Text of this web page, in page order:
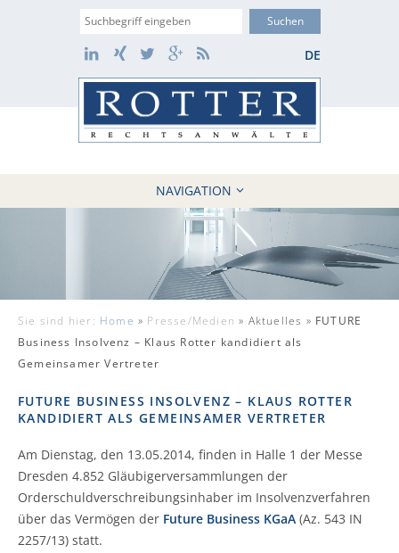
Suche
DE
LinkedIn
Xing TwitterGoogle+
RSS
NAVIGATION
HOME
KANZLEI
10 GRÜNDE
FÄLLE
REFERENZEN
Sie sind hier: Home » Presse/Medien » Aktuelles » FUTURE
Business Insolvenz – Klaus Rotter kandidiert als
Gemeinsamer Vertreter
FUTURE BUSINESS INSOLVENZ – KLAUS ROTTER
KANDIDIERT ALS GEMEINSAMER VERTRETER
Am Dienstag, den 13.05.2014, finden in Halle 1 der Messe
Dresden 4.852 Gläubigerversammlungen der
Orderschuldverschreibungsinhaber im Insolvenzverfahren
über das Vermögen der Future Business KGaA (Az. 543 IN
2257/13) statt.